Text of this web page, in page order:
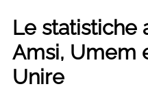
Le statistiche
Amsi, Umem
Unire